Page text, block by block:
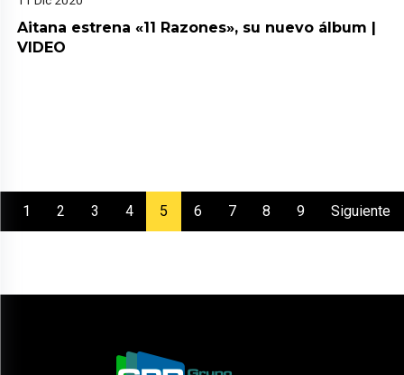
Aitana estrena «11 Razones», su nuevo álbum |
VIDEO
1 2 3 4 5 (current)
6 7 8 9 Siguiente